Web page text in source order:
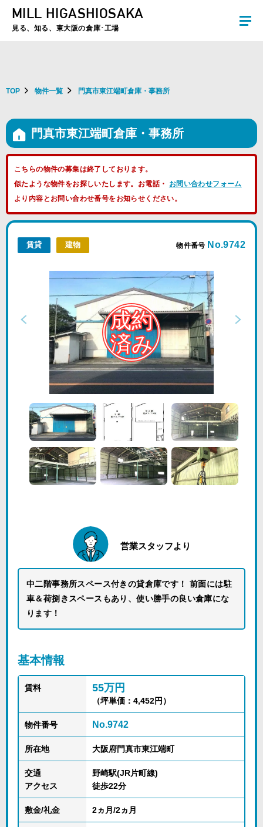
夏季休暇のお知らせ：2026年8月8日(土)～8月16日(日)まで休業とさせていた
MILL HIGASHIOSAKA
見る、知る、東大阪の倉庫･工場
TOP 物件一覧 門真市東江端町倉庫・事務所
門真市東江端町倉庫・事務所
こちらの物件の募集は終了しております。
似たような物件をお探しいたします。お電話・ お問い合わせフォーム
より内容とお問い合わせ番号をお知らせください。
賃貸 建物 物件番号 No.9742
営業スタッフより
中二階事務所スペース付きの貸倉庫です！ 前面には駐
車＆荷捌きスペースもあり、使い勝手の良い倉庫にな
ります！
基本情報
賃料 55万円
（坪単価：4,452円）
物件番号 No.9742
所在地 大阪府門真市東江端町
交通
アクセス
野崎駅(JR片町線)
徒歩22分
敷金/礼金 2ヵ月/2ヵ月